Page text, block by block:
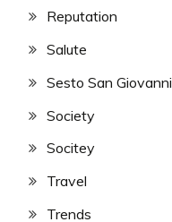
Reputation
Salute
Sesto San Giovanni
Society
Socitey
Travel
Trends